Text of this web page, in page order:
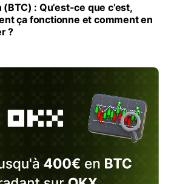
(BTC) : Qu’est-ce que c’est,
ça fonctionne et comment en
?